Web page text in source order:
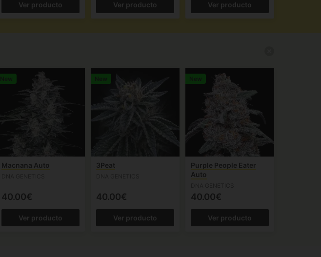
Ver producto Ver producto Ver producto
New
Macnana Auto
40.00€
Ver producto
New
3Peat
40.00€
Ver producto
New
Purple People Eater
Auto
40.00€
Ver producto